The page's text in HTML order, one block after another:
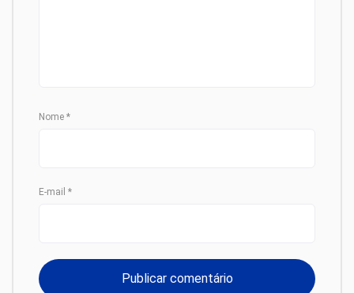
Nome *
E-mail *